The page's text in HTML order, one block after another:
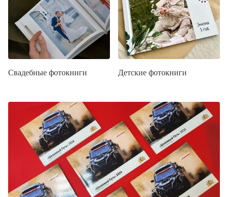
Свадебные фотокниги Детские фотокниги